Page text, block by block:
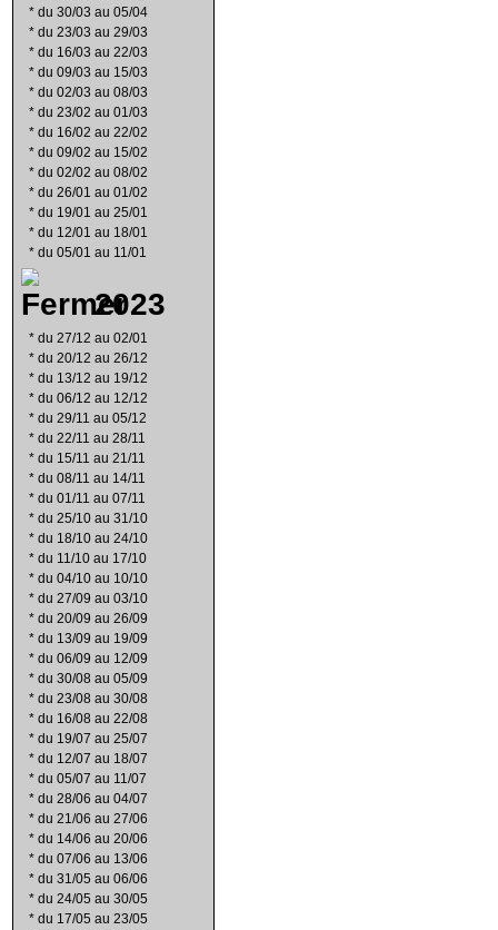
* du 30/03 au 05/04
* du 23/03 au 29/03
* du 16/03 au 22/03
* du 09/03 au 15/03
* du 02/03 au 08/03
* du 23/02 au 01/03
* du 16/02 au 22/02
* du 09/02 au 15/02
* du 02/02 au 08/02
* du 26/01 au 01/02
* du 19/01 au 25/01
* du 12/01 au 18/01
* du 05/01 au 11/01
2023
* du 27/12 au 02/01
* du 20/12 au 26/12
* du 13/12 au 19/12
* du 06/12 au 12/12
* du 29/11 au 05/12
* du 22/11 au 28/11
* du 15/11 au 21/11
* du 08/11 au 14/11
* du 01/11 au 07/11
* du 25/10 au 31/10
* du 18/10 au 24/10
* du 11/10 au 17/10
* du 04/10 au 10/10
* du 27/09 au 03/10
* du 20/09 au 26/09
* du 13/09 au 19/09
* du 06/09 au 12/09
* du 30/08 au 05/09
* du 23/08 au 30/08
* du 16/08 au 22/08
* du 19/07 au 25/07
* du 12/07 au 18/07
* du 05/07 au 11/07
* du 28/06 au 04/07
* du 21/06 au 27/06
* du 14/06 au 20/06
* du 07/06 au 13/06
* du 31/05 au 06/06
* du 24/05 au 30/05
* du 17/05 au 23/05